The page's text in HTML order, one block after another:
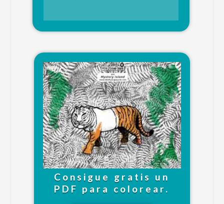
Consigue gratis un
PDF para colorear.